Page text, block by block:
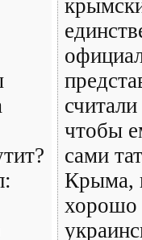
чтобы
сами
Крыма,
хорошо